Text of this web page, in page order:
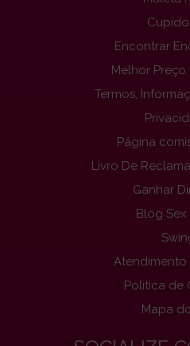
Cupido
Encontrar
Melhor
Termos,
Página
Livro De
Ganhar
Blog Sex
Atendimento
Politica de
Mapa